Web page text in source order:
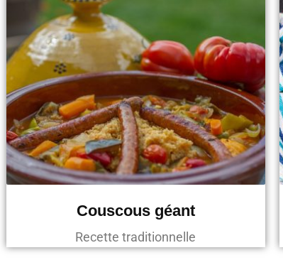
Couscous géant
Recette traditionnelle